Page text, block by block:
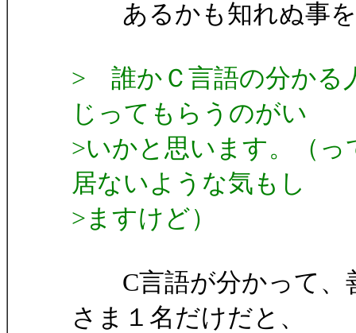
あるかも知れぬ事を
> 誰かＣ言語の分かる
じってもらうのがい
>いかと思います。（
居ないような気もし
>ますけど）
C言語が分かって、
さま１名だけだと、